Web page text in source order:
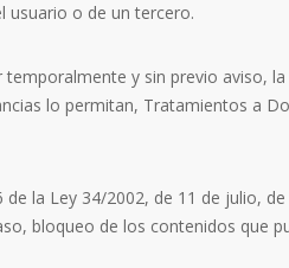
usuario o de un tercero.
y sin previo aviso,
lo permitan, Tratamientos a
la Ley 34/2002, de 11 de julio,
bloqueo de los contenidos